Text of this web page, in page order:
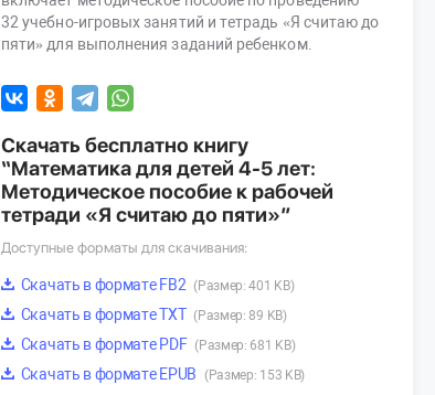
32 учебно-игровых занятий и тетрадь «Я считаю до
пяти» для выполнения заданий ребенком.
Скачать бесплатно книгу
“Математика для детей 4-5 лет:
Методическое пособие к рабочей
тетради «Я считаю до пяти»”
Доступные форматы для скачивания:
Скачать в формате FB2 (Размер: 401 KB)
Скачать в формате TXT (Размер: 89 KB)
Скачать в формате PDF (Размер: 681 KB)
Скачать в формате EPUB (Размер: 153 KB)